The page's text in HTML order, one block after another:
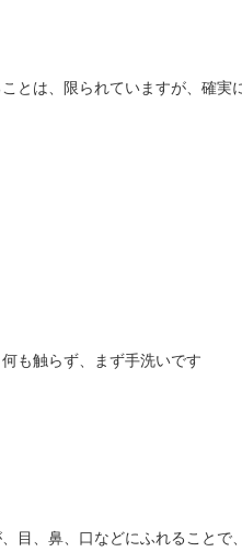
とは、限られていますが、確実
触らず、まず手洗いです
、鼻、口などにふれることで